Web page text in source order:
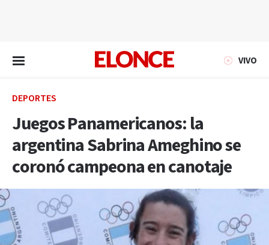
VIVO
DEPORTES
Juegos Panamericanos: la
argentina Sabrina Ameghino se
coronó campeona en canotaje